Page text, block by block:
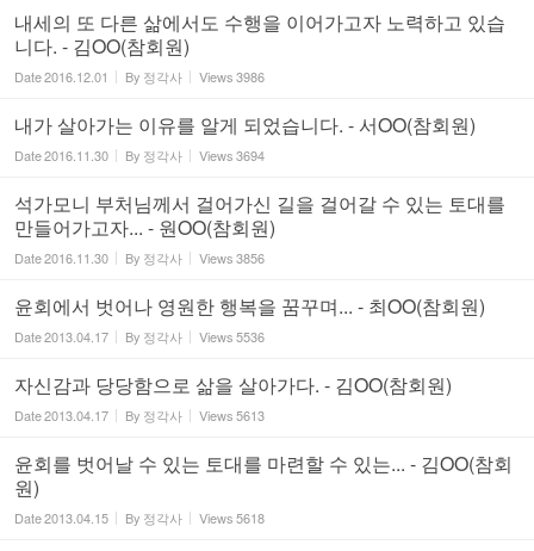
내세의 또 다른 삶에서도 수행을 이어가고자 노력하고 있습
니다. - 김OO(참회원)
Date2016.12.01 By 정각사 Views3986
내가 살아가는 이유를 알게 되었습니다. - 서OO(참회원)
Date2016.11.30 By 정각사 Views3694
석가모니 부처님께서 걸어가신 길을 걸어갈 수 있는 토대를
만들어가고자... - 원OO(참회원)
Date2016.11.30 By 정각사 Views3856
윤회에서 벗어나 영원한 행복을 꿈꾸며... - 최OO(참회원)
Date2013.04.17 By 정각사 Views5536
자신감과 당당함으로 삶을 살아가다. - 김OO(참회원)
Date2013.04.17 By 정각사 Views5613
윤회를 벗어날 수 있는 토대를 마련할 수 있는... - 김OO(참회
원)
Date2013.04.15 By 정각사 Views5618